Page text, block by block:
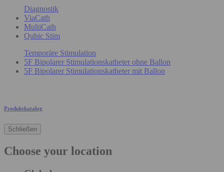
Diagnostik
ViaCath
MultiCath
Qubic Stim
Temporäre Stimulation
5F Bipolarer Stimulationskatheter ohne Ballon
5F Bipolarer Stimulationskatheter mit Ballon
Produktkatalog
Schließen
Choose your location